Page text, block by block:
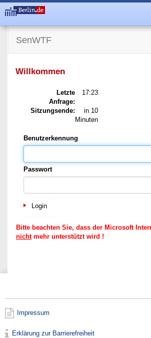
SenWTF
Willkommen
Letzte
Anfrage:
17:23
Sitzungsende:
in 10
Minuten
Benutzerkennung
Passwort
Bitte beachten Sie, dass der Microsoft
nichtmehr unterstützt wird !
Impressum
Erklärung zur Barrierefreiheit